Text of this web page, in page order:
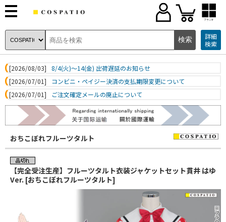
ブランド
詳細
検索
[2026/08/03]
8/4(火)～14(金) 出荷遅延のお知らせ
[2026/07/01]
コンビニ・ペイジー決済の支払期限変更について
[2026/07/01]
ご注文確定メールの廃止について
おちこぼれフルーツタルト
【完全受注生産】フルーツタルト衣装ジャケットセット貫井 はゆ
Ver. [おちこぼれフルーツタルト]